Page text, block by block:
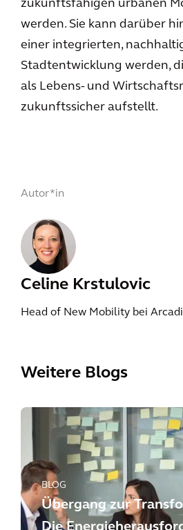
zukunftsfähigen urbanen
werden. Sie kann darüber
einer integrierten,
Stadtentwicklung werden,
als Lebens- und
zukunftssicher aufstellt.
Autor*in
Celine Krstulovic
Head of New Mobility bei
Weitere Blogs
BLOG
Übergang zur
Die